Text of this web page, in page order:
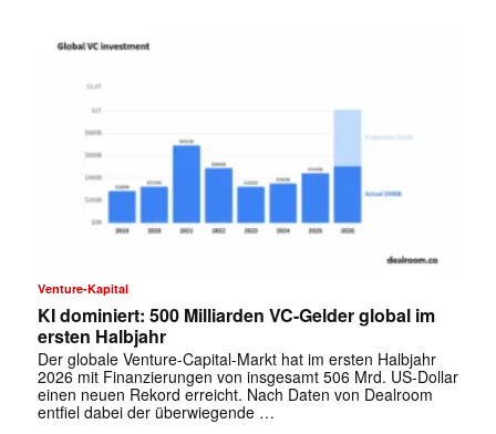
Venture-Kapital
KI dominiert: 500 Milliarden VC-Gelder global im
ersten Halbjahr
Der globale Venture-Capital-Markt hat im ersten Halbjahr
2026 mit Finanzierungen von insgesamt 506 Mrd. US-Dollar
einen neuen Rekord erreicht. Nach Daten von Dealroom
entfiel dabei der überwiegende …